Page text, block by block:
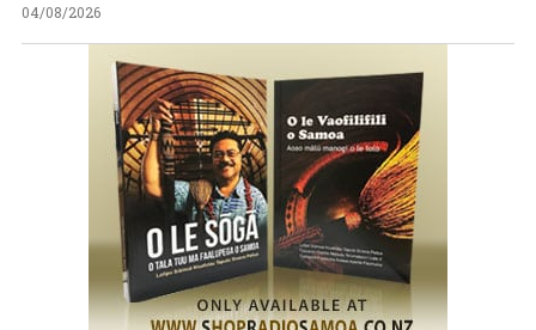
04/08/2026